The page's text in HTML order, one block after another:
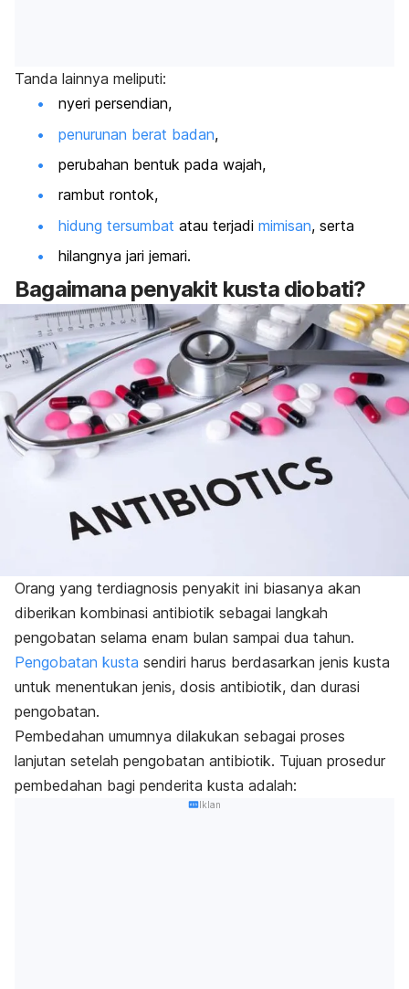
Tanda lainnya meliputi:
nyeri persendian,
penurunan berat badan,
perubahan bentuk pada wajah,
rambut rontok,
hidung tersumbat atau terjadi mimisan, serta
hilangnya jari jemari.
Bagaimana penyakit kusta diobati?
Orang yang terdiagnosis penyakit ini biasanya akan
diberikan kombinasi antibiotik sebagai langkah
pengobatan selama enam bulan sampai dua tahun.
Pengobatan kusta sendiri harus berdasarkan jenis kusta
untuk menentukan jenis, dosis antibiotik, dan durasi
pengobatan.
Pembedahan umumnya dilakukan sebagai proses
lanjutan setelah pengobatan antibiotik. Tujuan prosedur
pembedahan bagi penderita kusta adalah:
Iklan